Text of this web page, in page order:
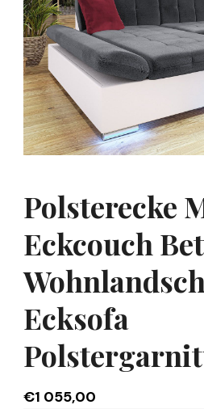
Polsterecke
Eckcouch
Ecksofa
€1 055,00